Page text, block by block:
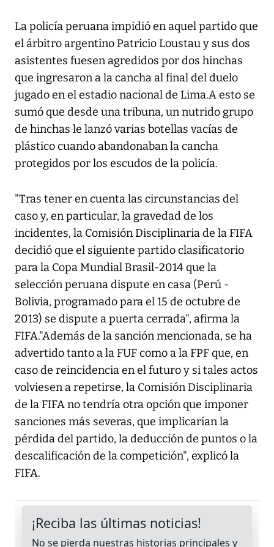
La policía peruana impidió en aquel partido que
el árbitro argentino Patricio Loustau y sus dos
asistentes fuesen agredidos por dos hinchas
que ingresaron a la cancha al final del duelo
jugado en el estadio nacional de Lima.A esto se
sumó que desde una tribuna, un nutrido grupo
de hinchas le lanzó varias botellas vacías de
plástico cuando abandonaban la cancha
protegidos por los escudos de la policía.
"Tras tener en cuenta las circunstancias del
caso y, en particular, la gravedad de los
incidentes, la Comisión Disciplinaria de la FIFA
decidió que el siguiente partido clasificatorio
para la Copa Mundial Brasil-2014 que la
selección peruana dispute en casa (Perú -
Bolivia, programado para el 15 de octubre de
2013) se dispute a puerta cerrada", afirma la
FIFA."Además de la sanción mencionada, se ha
advertido tanto a la FUF como a la FPF que, en
caso de reincidencia en el futuro y si tales actos
volviesen a repetirse, la Comisión Disciplinaria
de la FIFA no tendría otra opción que imponer
sanciones más severas, que implicarían la
pérdida del partido, la deducción de puntos o la
descalificación de la competición", explicó la
FIFA.